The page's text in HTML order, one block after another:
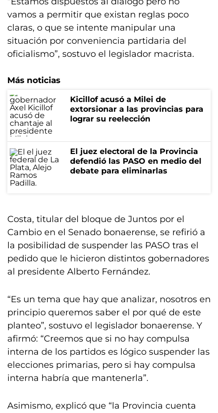
vamos a permitir que existan reglas poco
claras, o que se intente manipular una
situación por conveniencia partidaria del
oficialismo”, sostuvo el legislador macrista.
Más noticias
Kicillof acusó a Milei de
extorsionar a las provincias para
lograr su reelección
El juez electoral de la Provincia
defendió las PASO en medio del
debate para eliminarlas
Costa, titular del bloque de Juntos por el
Cambio en el Senado bonaerense, se refirió a
la posibilidad de suspender las PASO tras el
pedido que le hicieron distintos gobernadores
al presidente Alberto Fernández.
“Es un tema que hay que analizar, nosotros en
principio queremos saber el por qué de este
planteo”, sostuvo el legislador bonaerense. Y
afirmó: “Creemos que si no hay compulsa
interna de los partidos es lógico suspender las
elecciones primarias, pero si hay compulsa
interna habría que mantenerla”.
Asimismo, explicó que “la Provincia cuenta